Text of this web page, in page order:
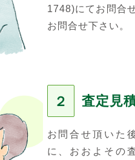
1748)にてお問合
お問合せ下さい。
２ 査定見
お問合せ頂いた
に、おおよその